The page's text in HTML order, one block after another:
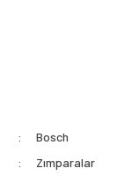
Bosch
Zımparalar